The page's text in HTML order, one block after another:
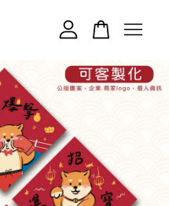
還是空的。
物